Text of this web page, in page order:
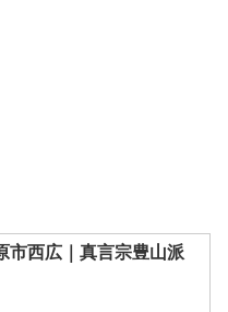
市西広｜真言宗豊山派